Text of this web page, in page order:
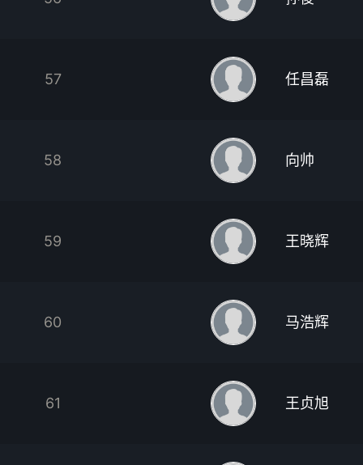
57 任昌磊
58 向帅
59 王晓辉
60 马浩辉
61 王贞旭